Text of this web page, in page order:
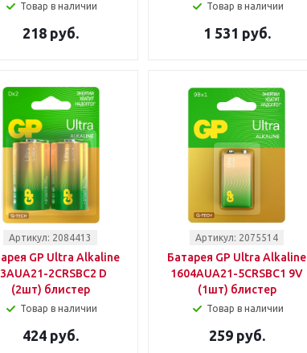
Товар в наличии
218 руб.
Товар в наличии
1 531 руб.
Артикул: 2084413
GP Ultra Alkaline
2CRSBC2 D
(2шт) блистер
Товар в наличии
424 руб.
Артикул: 2075514
Батарея GP Ultra Alkaline
1604AUA21-5CRSBC1 9V
(1шт) блистер
Товар в наличии
259 руб.